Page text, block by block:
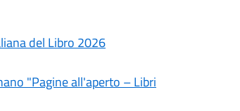
del Libro 2026
"Pagine all'aperto – Libri